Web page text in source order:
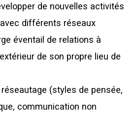
de nouvelles activités
différents réseaux
éventail de relations à
de son propre lieu de
(styles de pensée,
communication non